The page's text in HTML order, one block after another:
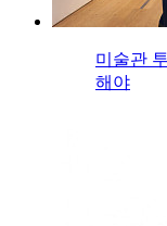
미술관
해야